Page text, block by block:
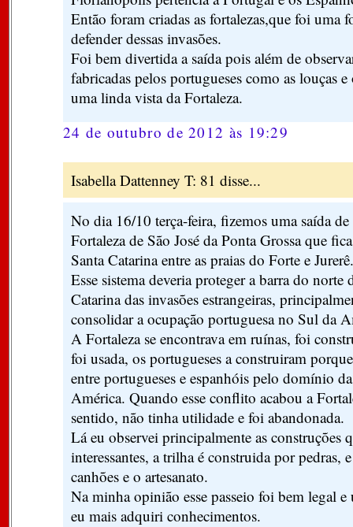
Então foram criadas as fortalezas,que foi uma
defender dessas invasões.
Foi bem divertida a saída pois além de
fabricadas pelos portugueses como as louças
uma linda vista da Fortaleza.
24 de outubro de 2012 às 19:29
Isabella Dattenney T: 81 disse...
No dia 16/10 terça-feira, fizemos uma saída de
Fortaleza de São José da Ponta Grossa que
Santa Catarina entre as praias do Forte e Jurerê.
Esse sistema deveria proteger a barra do norte
Catarina das invasões estrangeiras,
consolidar a ocupação portuguesa no Sul da
A Fortaleza se encontrava em ruínas, foi
foi usada, os portugueses a construiram
entre portugueses e espanhóis pelo domínio
América. Quando esse conflito acabou a
sentido, não tinha utilidade e foi abandonada.
Lá eu observei principalmente as construções
interessantes, a trilha é construida por pedras,
canhões e o artesanato.
Na minha opinião esse passeio foi bem legal e
eu mais adquiri conhecimentos.